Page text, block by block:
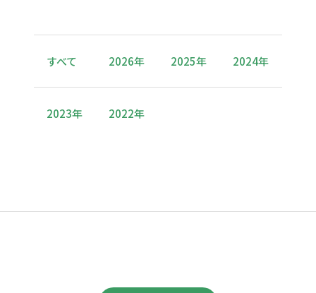
すべて 2026年 2025年 2024年
2023年 2022年